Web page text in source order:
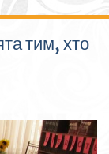
тим, хто